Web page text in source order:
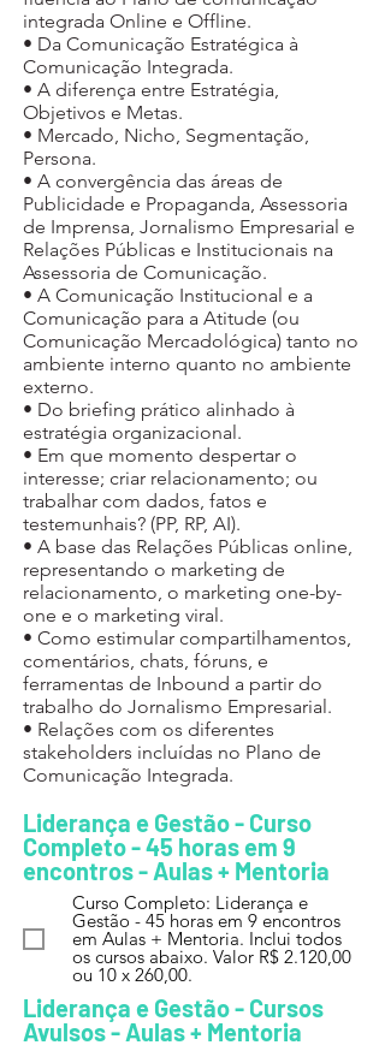
integrada Online e Offline.
• ​Da Comunicação Estratégica à
Comunicação Integrada.
• ​A diferença entre Estratégia,
Objetivos e Metas.
• ​Mercado, Nicho, Segmentação,
Persona.
• ​A convergência das áreas de
Publicidade e Propaganda, Assessoria
de Imprensa, Jornalismo Empresarial e
Relações Públicas e Institucionais na
Assessoria de Comunicação.
• A Comunicação Institucional e a
Comunicação para a Atitude (ou
Comunicação Mercadológica) tanto no
ambiente interno quanto no ambiente
externo.
• ​Do briefing prático alinhado à
estratégia organizacional.
• ​Em que momento despertar o
interesse; criar relacionamento; ou
trabalhar com dados, fatos e
testemunhais? (PP, RP, AI).
• ​A base das Relações Públicas online,
representando o marketing de
relacionamento, o marketing one-by-
one e o marketing viral.
• ​Como estimular compartilhamentos,
comentários, chats, fóruns, e
ferramentas de Inbound a partir do
trabalho do Jornalismo Empresarial.
• ​Relações com os diferentes
stakeholders incluídas no Plano de
Comunicação Integrada​.
Liderança e Gestão - Curso
Completo - 45 horas em 9
encontros - Aulas + Mentoria
Curso Completo: Liderança e
Gestão - 45 horas em 9 encontros
em Aulas + Mentoria. Inclui todos
os cursos abaixo. Valor R$ 2.120,00
ou 10 x 260,00.
Liderança e Gestão - Cursos
Avulsos - Aulas + Mentoria